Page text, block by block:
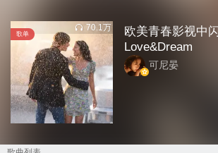
歌单
70.1万
欧美青春影视中
Love&Dream
可尼晏